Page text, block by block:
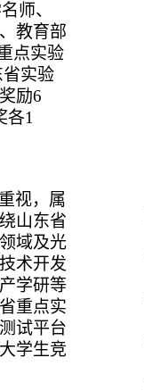
师、
教育部
点实验
实验
励6
各1
视，属
山东省
域及光
术开发
学研等
重点实
试平台
学生竞